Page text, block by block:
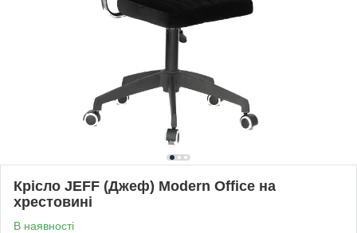
Крісло JEFF (Джеф) Modern Office на
хрестовині
В наявності